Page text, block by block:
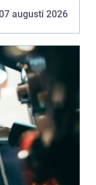
augusti 2026